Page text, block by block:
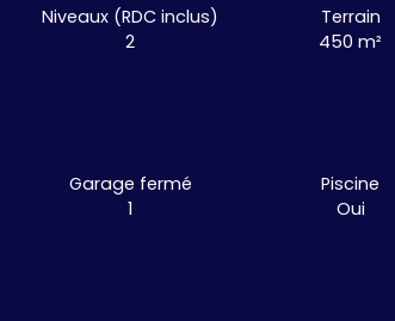
Niveaux (RDC inclus)
2
Terrain
450m²
Garage fermé
1
Piscine
Oui